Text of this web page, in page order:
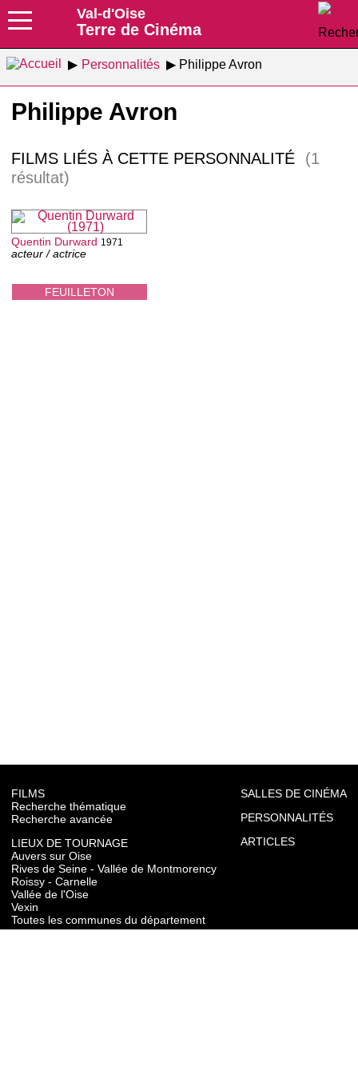
Val-d'Oise
Terre de Cinéma
Personnalités Philippe Avron
Philippe Avron
FILMS LIÉS À CETTE PERSONNALITÉ
(1
résultat)
FEUILLETON
Quentin Durward 1971
acteur / actrice
FILMS
Recherche thématique
Recherche avancée
LIEUX DE TOURNAGE
Auvers sur Oise
Rives de Seine - Vallée de Montmorency
Roissy - Carnelle
Vallée de l'Oise
Vexin
Toutes les communes du département
SALLES DE CINÉMA
PERSONNALITÉS
ARTICLES